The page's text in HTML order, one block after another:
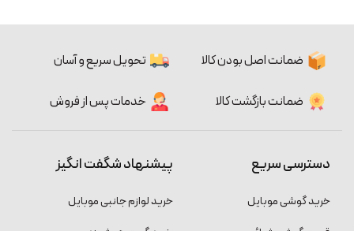
ضمانت اصل بودن کالا تحویل سریع و آسان
ضمانت بازگشت کالا خدمات پس از فروش
دسترسی سریع
خرید گوشی موبایل
پیشنهاد شگفت انگیز
خرید لوازم جانبی موبایل